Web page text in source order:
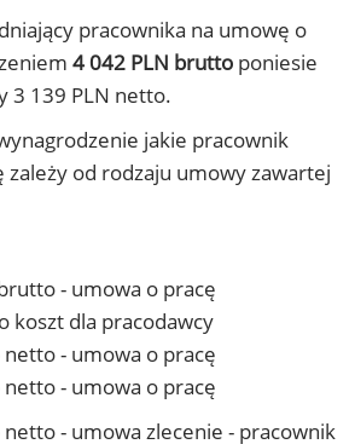
pracownika na umowę o
4 042 PLN brutto poniesie
3 139 PLN netto.
jakie pracownik
od rodzaju umowy zawartej
- umowa o pracę
koszt dla pracodawcy
- umowa o pracę
- umowa o pracę
- umowa zlecenie - pracownik